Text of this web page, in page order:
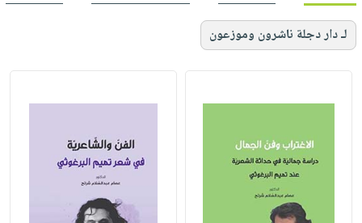
لـ دار دجلة ناشرون وموزعون